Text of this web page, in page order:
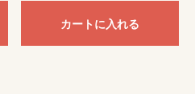
カートに入れる